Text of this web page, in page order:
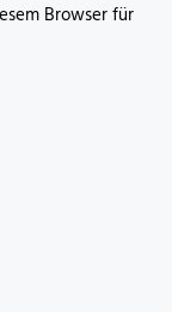
Browser für